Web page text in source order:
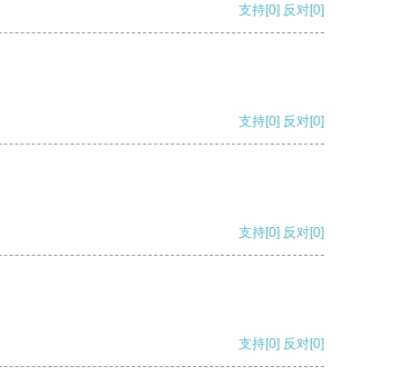
支持[0] 反对[0]
支持[0] 反对[0]
支持[0] 反对[0]
支持[0] 反对[0]